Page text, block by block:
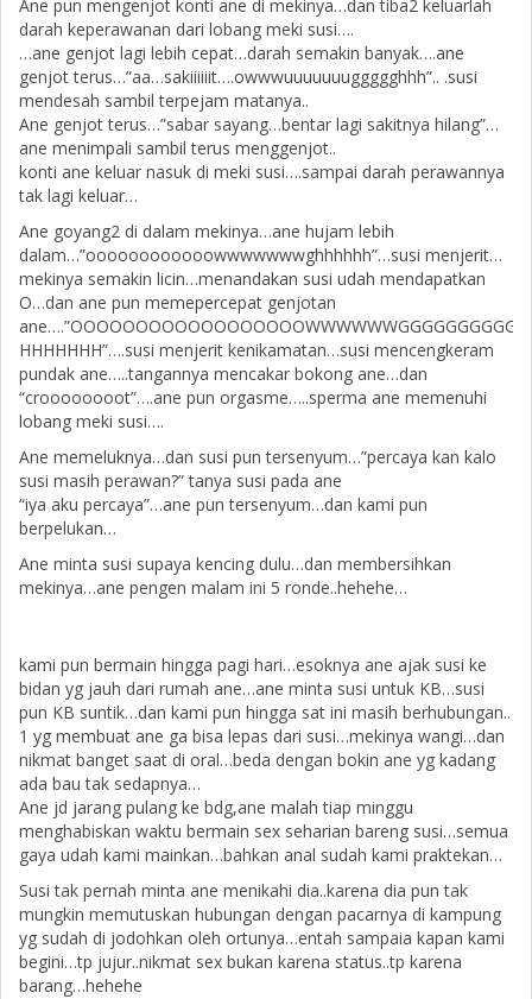
Ane pun mengenjot konti ane di mekinya…dan tiba2 keluarlah
darah keperawanan dari lobang meki susi….
…ane genjot lagi lebih cepat…darah semakin banyak….ane
genjot terus…”aa…sakiiiiiit….owwwuuuuuuuggggghhh”.. .susi
mendesah sambil terpejam matanya..
Ane genjot terus…”sabar sayang…bentar lagi sakitnya hilang”…
ane menimpali sambil terus menggenjot..
konti ane keluar nasuk di meki susi….sampai darah perawannya
tak lagi keluar…
Ane goyang2 di dalam mekinya…ane hujam lebih
dalam…”oooooooooooowwwwwwwghhhhhh”…susi menjerit…
mekinya semakin licin…menandakan susi udah mendapatkan
O…dan ane pun memepercepat genjotan
HHHHHHH”….susi menjerit kenikamatan…susi mencengkeram
pundak ane…..tangannya mencakar bokong ane…dan
“croooooooot”….ane pun orgasme…..sperma ane memenuhi
lobang meki susi….
Ane memeluknya…dan susi pun tersenyum…”percaya kan kalo
susi masih perawan?” tanya susi pada ane
“iya aku percaya”…ane pun tersenyum…dan kami pun
berpelukan…
Ane minta susi supaya kencing dulu…dan membersihkan
mekinya…ane pengen malam ini 5 ronde..hehehe…
kami pun bermain hingga pagi hari…esoknya ane ajak susi ke
bidan yg jauh dari rumah ane…ane minta susi untuk KB…susi
pun KB suntik…dan kami pun hingga sat ini masih berhubungan..
1 yg membuat ane ga bisa lepas dari susi…mekinya wangi…dan
nikmat banget saat di oral…beda dengan bokin ane yg kadang
ada bau tak sedapnya…
Ane jd jarang pulang ke bdg,ane malah tiap minggu
menghabiskan waktu bermain sex seharian bareng susi…semua
gaya udah kami mainkan…bahkan anal sudah kami praktekan…
Susi tak pernah minta ane menikahi dia..karena dia pun tak
mungkin memutuskan hubungan dengan pacarnya di kampung
yg sudah di jodohkan oleh ortunya…entah sampaia kapan kami
begini…tp jujur..nikmat sex bukan karena status..tp karena
barang…hehehe